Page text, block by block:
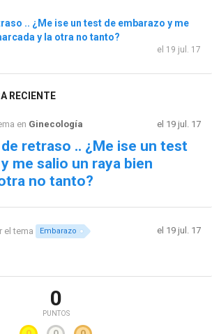
.. ¿Me ise un test de embarazo y me
y la otra no tanto?
el 19 jul. 17
RECIENTE
en Ginecología el 19 jul. 17
retraso .. ¿Me ise un test
me salio un raya bien
no tanto?
el tema Embarazo el 19 jul. 17
0
PUNTOS